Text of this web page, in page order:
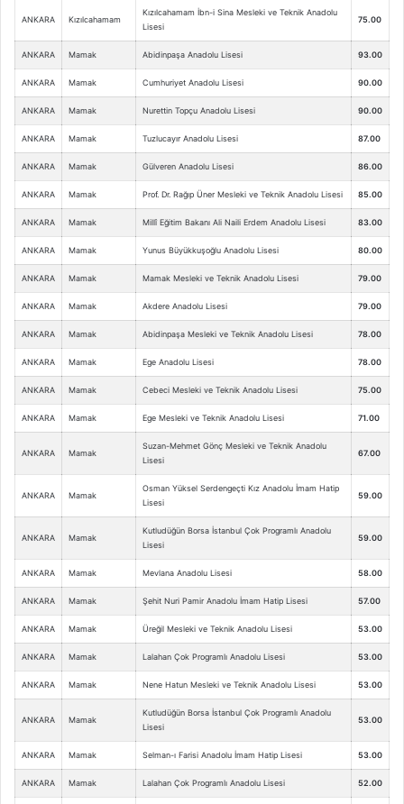
ANKARA Kızılcahamam
Kızılcahamam İbn-i Sina Mesleki ve Teknik Anadolu
Lisesi
75.00
ANKARA Mamak Abidinpaşa Anadolu Lisesi 93.00
ANKARA Mamak Cumhuriyet Anadolu Lisesi 90.00
ANKARA Mamak Nurettin Topçu Anadolu Lisesi 90.00
ANKARA Mamak Tuzlucayır Anadolu Lisesi 87.00
ANKARA Mamak Gülveren Anadolu Lisesi 86.00
ANKARA Mamak Prof. Dr. Rağıp Üner Mesleki ve Teknik Anadolu Lisesi 85.00
ANKARA Mamak Millî Eğitim Bakanı Ali Naili Erdem Anadolu Lisesi 83.00
ANKARA Mamak Yunus Büyükkuşoğlu Anadolu Lisesi 80.00
ANKARA Mamak Mamak Mesleki ve Teknik Anadolu Lisesi 79.00
ANKARA Mamak Akdere Anadolu Lisesi 79.00
ANKARA Mamak Abidinpaşa Mesleki ve Teknik Anadolu Lisesi 78.00
ANKARA Mamak Ege Anadolu Lisesi 78.00
ANKARA Mamak Cebeci Mesleki ve Teknik Anadolu Lisesi 75.00
ANKARA Mamak Ege Mesleki ve Teknik Anadolu Lisesi 71.00
ANKARA Mamak
Suzan-Mehmet Gönç Mesleki ve Teknik Anadolu
Lisesi
67.00
ANKARA Mamak
Osman Yüksel Serdengeçti Kız Anadolu İmam Hatip
Lisesi
59.00
ANKARA Mamak
Kutludüğün Borsa İstanbul Çok Programlı Anadolu
Lisesi
59.00
ANKARA Mamak Mevlana Anadolu Lisesi 58.00
ANKARA Mamak Şehit Nuri Pamir Anadolu İmam Hatip Lisesi 57.00
ANKARA Mamak Üreğil Mesleki ve Teknik Anadolu Lisesi 53.00
ANKARA Mamak Lalahan Çok Programlı Anadolu Lisesi 53.00
ANKARA Mamak Nene Hatun Mesleki ve Teknik Anadolu Lisesi 53.00
ANKARA Mamak
Kutludüğün Borsa İstanbul Çok Programlı Anadolu
Lisesi
53.00
ANKARA Mamak Selman-ı Farisi Anadolu İmam Hatip Lisesi 53.00
ANKARA Mamak Lalahan Çok Programlı Anadolu Lisesi 52.00